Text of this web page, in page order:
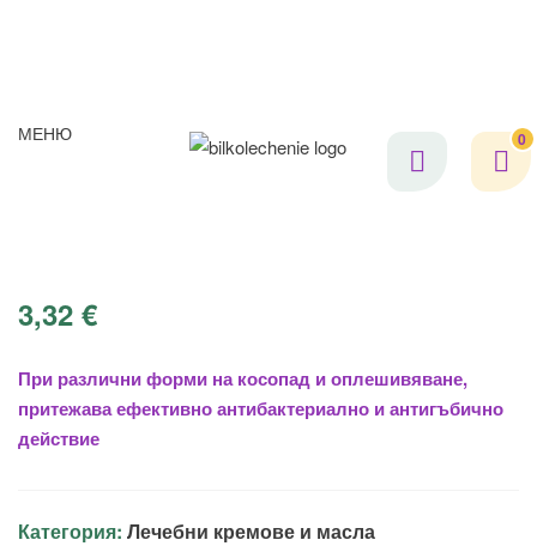
МЕНЮ 0
3,32 €
При различни форми на косопад и оплешивяване,
притежава ефективно антибактериално и антигъбично
действие
Категория: Лечебни кремове и масла